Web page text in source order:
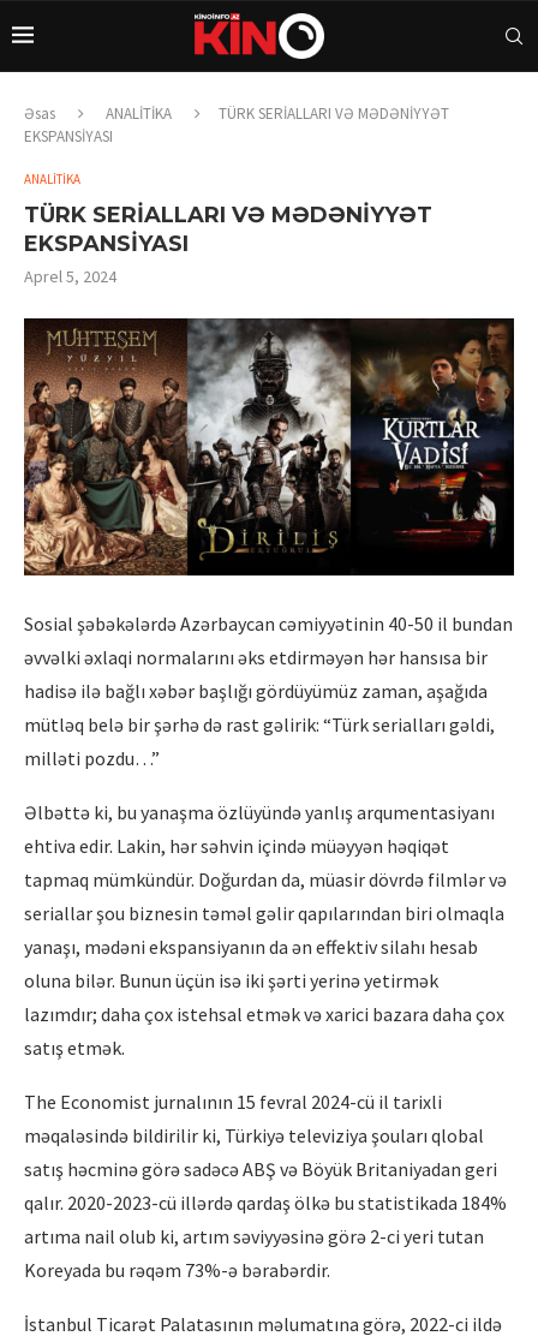
Əsas ANALİTİKA
TÜRK SERİALLARI VƏ MƏDƏNİYYƏT
EKSPANSİYASI
ANALİTİKA
TÜRK SERİALLARI VƏ MƏDƏNİYYƏT
EKSPANSİYASI
Aprel 5, 2024
Sosial şəbəkələrdə Azərbaycan cəmiyyətinin 40-50 il bundan
əvvəlki əxlaqi normalarını əks etdirməyən hər hansısa bir
hadisə ilə bağlı xəbər başlığı gördüyümüz zaman, aşağıda
mütləq belə bir şərhə də rast gəlirik: “Türk serialları gəldi,
milləti pozdu…”
Əlbəttə ki, bu yanaşma özlüyündə yanlış arqumentasiyanı
ehtiva edir. Lakin, hər səhvin içində müəyyən həqiqət
tapmaq mümkündür. Doğurdan da, müasir dövrdə filmlər və
seriallar şou biznesin təməl gəlir qapılarından biri olmaqla
yanaşı, mədəni ekspansiyanın da ən effektiv silahı hesab
oluna bilər. Bunun üçün isə iki şərti yerinə yetirmək
lazımdır; daha çox istehsal etmək və xarici bazara daha çox
satış etmək.
The Economist jurnalının 15 fevral 2024-cü il tarixli
məqaləsində bildirilir ki, Türkiyə televiziya şouları qlobal
satış həcminə görə sadəcə ABŞ və Böyük Britaniyadan geri
qalır. 2020-2023-cü illərdə qardaş ölkə bu statistikada 184%
artıma nail olub ki, artım səviyyəsinə görə 2-ci yeri tutan
Koreyada bu rəqəm 73%-ə bərabərdir.
İstanbul Ticarət Palatasının məlumatına görə, 2022-ci ildə